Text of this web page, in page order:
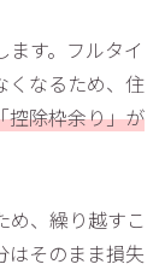
す。フルタイ
くなるため、住
控除枠余り」が
め、繰り越すこ
はそのまま損失